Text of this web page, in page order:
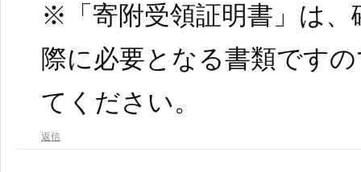
※「寄附受領証明書」は、
際に必要となる書類です
てください。
返信